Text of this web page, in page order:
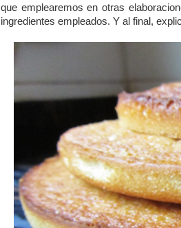
que emplearemos en otras
ingredientes empleados. Y al final,